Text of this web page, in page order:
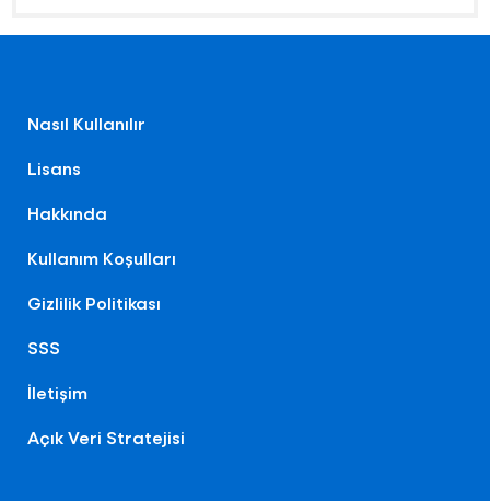
Nasıl Kullanılır
Lisans
Hakkında
Kullanım Koşulları
Gizlilik Politikası
SSS
İletişim
Açık Veri Stratejisi